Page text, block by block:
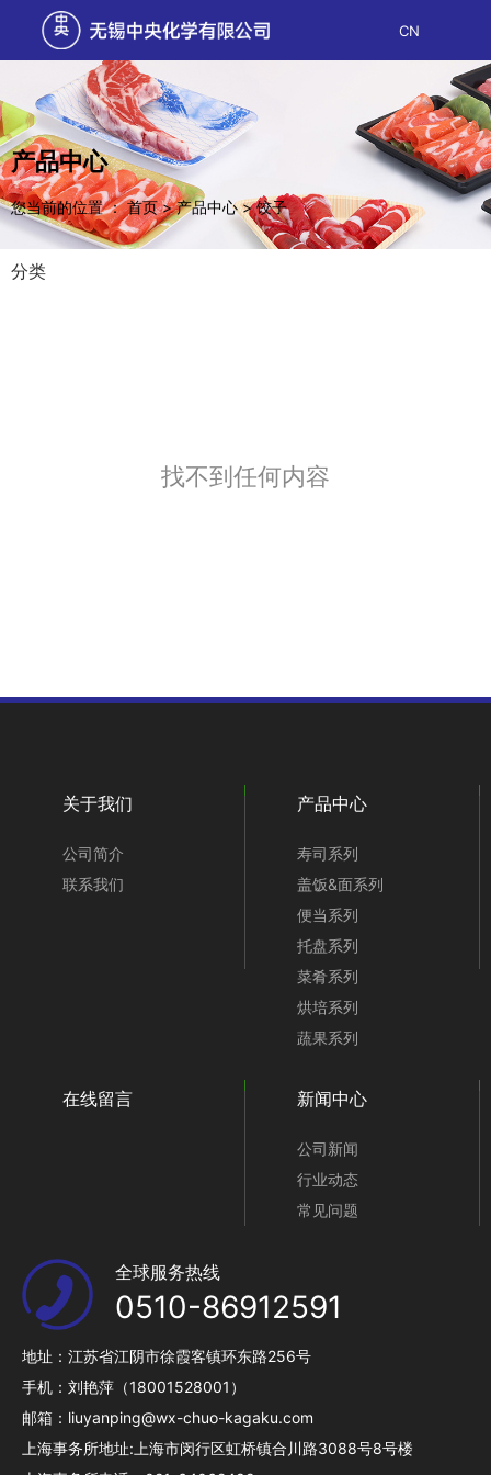
CN
产品中心
您当前的位置 ： 首页>产品中心 >饺子
分类
找不到任何内容
关于我们
公司简介
联系我们
产品中心
寿司系列
盖饭&面系列
便当系列
托盘系列
菜肴系列
烘培系列
蔬果系列
在线留言 新闻中心
公司新闻
行业动态
常见问题
全球服务热线
0510-86912591
地址：江苏省江阴市徐霞客镇环东路256号
手机：刘艳萍（18001528001）
邮箱：liuyanping@wx-chuo-kagaku.com
上海事务所地址:上海市闵行区虹桥镇合川路3088号8号楼